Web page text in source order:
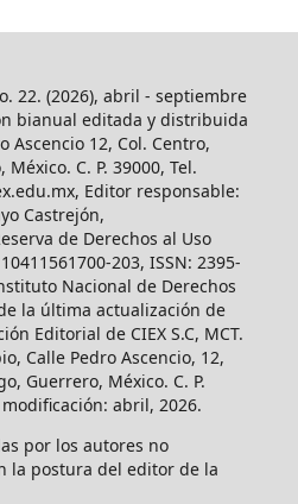
22. (2026), abril - septiembre
bianual editada y distribuida
Ascencio 12, Col. Centro,
C. P. 39000, Tel.
Editor responsable:
Castrejón,
de Derechos al Uso
203, ISSN: 2395-
Nacional de Derechos
la última actualización de
Editorial de CIEX S.C, MCT.
Calle Pedro Ascencio, 12,
Guerrero, México. C. P.
abril, 2026.
por los autores no
la postura del editor de la